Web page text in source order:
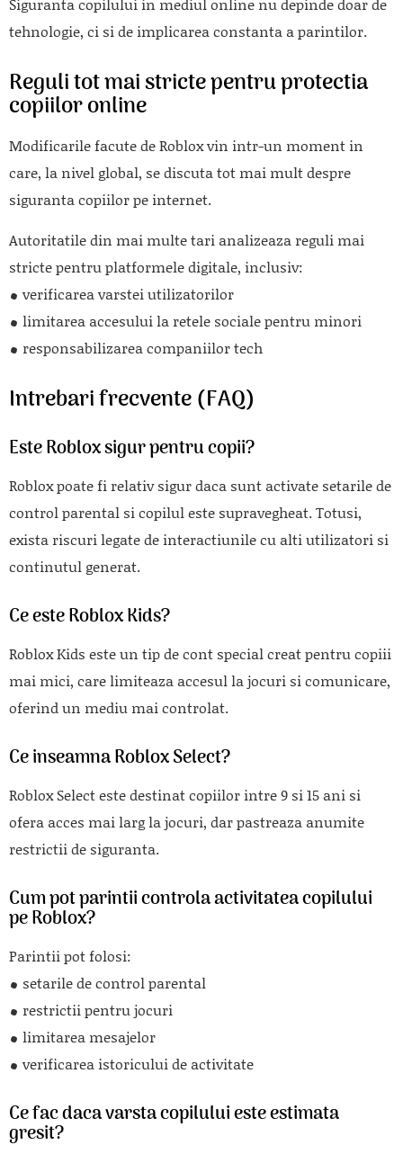
tehnologie, ci si de implicarea constanta a parintilor.
Reguli tot mai stricte pentru protectia
copiilor online
Modificarile facute deRobloxvin intr-un moment in
care, la nivel global, se discuta tot mai mult despre
siguranta copiilor pe internet.
Autoritatile din mai multe tari analizeaza reguli mai
stricte pentru platformele digitale, inclusiv:
verificarea varstei utilizatorilor
limitarea accesului la retele sociale pentru minori
responsabilizarea companiilor tech
Intrebari frecvente (FAQ)
Este Roblox sigur pentru copii?
Robloxpoate fi relativ sigur daca sunt activate setarile de
control parental si copilul este supravegheat. Totusi,
exista riscuri legate de interactiunile cu alti utilizatori si
continutul generat.
Ce este Roblox Kids?
Roblox Kids este un tip de cont special creat pentru copiii
mai mici, care limiteaza accesul la jocuri si comunicare,
oferind un mediu mai controlat.
Ce inseamna Roblox Select?
Roblox Select este destinat copiilor intre 9 si 15 ani si
ofera acces mai larg la jocuri, dar pastreaza anumite
restrictii de siguranta.
Cum pot parintii controla activitatea copilului
pe Roblox?
Parintii pot folosi:
setarile de control parental
restrictii pentru jocuri
limitarea mesajelor
verificarea istoricului de activitate
Ce fac daca varsta copilului este estimata
gresit?